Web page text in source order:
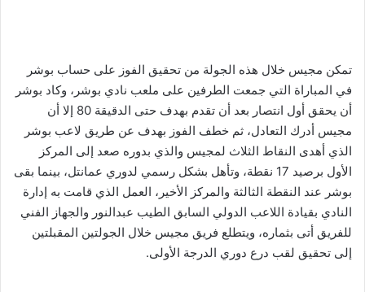
تمكن مجيس خلال هذه الجولة من تحقيق الفوز على حساب بوشر
في المباراة التي جمعت الطرفين على ملعب نادي بوشر، وكاد بوشر
أن يحقق أول انتصار بعد أن تقدم بهدف حتى الدقيقة 80 إلا أن
مجيس أدرك التعادل، ثم خطف الفوز بهدف عن طريق لاعب بوشر
الذي أهدى النقاط الثلاث لمجيس والذي بدوره صعد إلى المركز
الأول برصيد 17 نقطة، وتأهل بشكل رسمي لدوري عمانتل، بينما بقى
بوشر عند النقطة الثالثة والمركز الأخير، العمل الذي قامت به إدارة
النادي بقيادة اللاعب الدولي السابق الطيب عبدالنور والجهاز الفني
للفريق أتى بثماره، ويتطلع فريق مجيس خلال الجولتين المقبلتين
إلى تحقيق لقب درع دوري الدرجة الأولى.